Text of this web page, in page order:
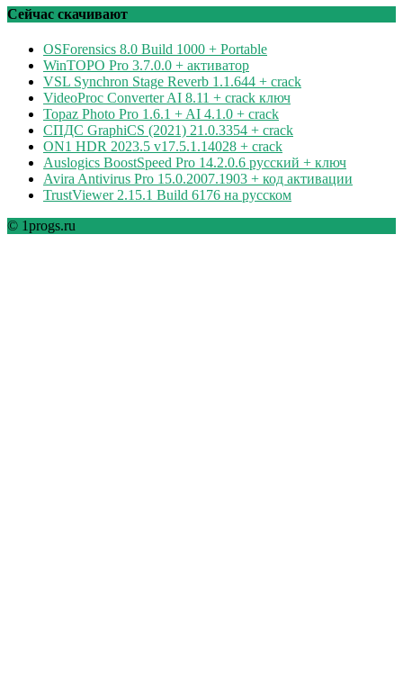
рубрикам
Сейчас скачивают
OSForensics 8.0 Build 1000 + Portable
WinTOPO Pro 3.7.0.0 + активатор
VSL Synchron Stage Reverb 1.1.644 + crack
VideoProc Converter AI 8.11 + crack ключ
Topaz Photo Pro 1.6.1 + AI 4.1.0 + crack
СПДС GraphiCS (2021) 21.0.3354 + crack
ON1 HDR 2023.5 v17.5.1.14028 + crack
Auslogics BoostSpeed Pro 14.2.0.6 русский + ключ
Avira Antivirus Pro 15.0.2007.1903 + код активации
TrustViewer 2.15.1 Build 6176 на русском
© 1progs.ru